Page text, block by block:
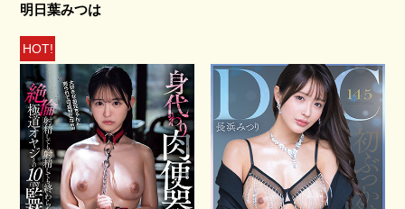
明日葉みつは
HOT!